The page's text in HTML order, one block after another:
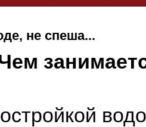
не спеша...